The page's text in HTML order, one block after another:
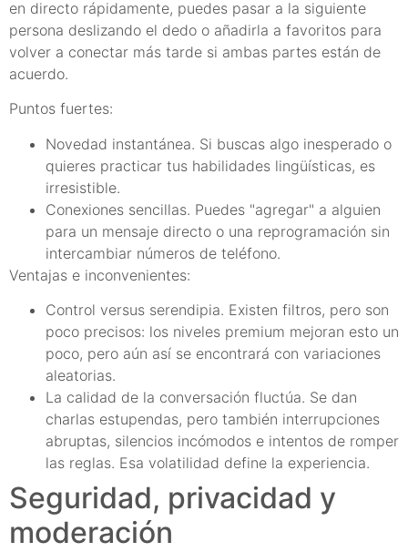
en directo rápidamente, puedes pasar a la siguiente
persona deslizando el dedo o añadirla a favoritos para
volver a conectar más tarde si ambas partes están de
acuerdo.
Puntos fuertes:
Novedad instantánea. Si buscas algo inesperado o
quieres practicar tus habilidades lingüísticas, es
irresistible.
Conexiones sencillas. Puedes "agregar" a alguien
para un mensaje directo o una reprogramación sin
intercambiar números de teléfono.
Ventajas e inconvenientes:
Control versus serendipia. Existen filtros, pero son
poco precisos: los niveles premium mejoran esto un
poco, pero aún así se encontrará con variaciones
aleatorias.
La calidad de la conversación fluctúa. Se dan
charlas estupendas, pero también interrupciones
abruptas, silencios incómodos e intentos de romper
las reglas. Esa volatilidad define la experiencia.
Seguridad, privacidad y
moderación